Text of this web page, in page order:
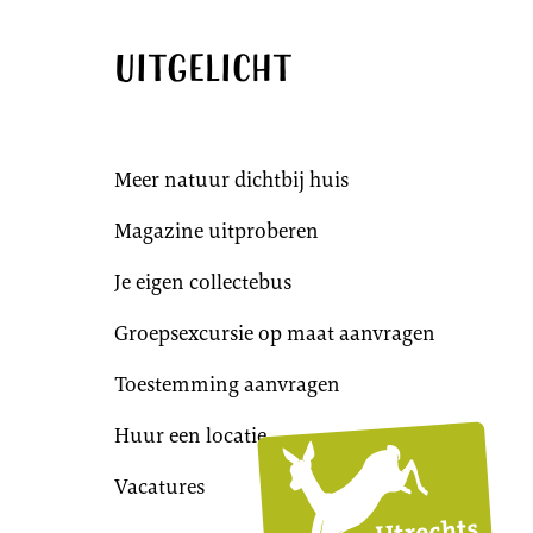
Uitgelicht
Meer natuur dichtbij huis
Magazine uitproberen
Je eigen collectebus
Groepsexcursie op maat aanvragen
Toestemming aanvragen
Huur een locatie
Vacatures